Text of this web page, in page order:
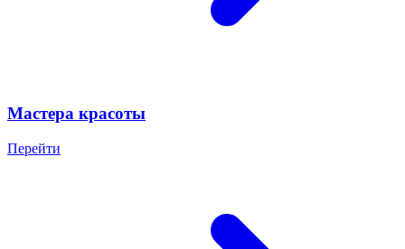
Мастера красоты
Перейти